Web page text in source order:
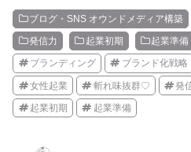
ブログ・SNS オウンドメディア構築
発信力 起業初期 起業準備
ブランディング ブランド化戦略
女性起業 斬れ味抜群♡ 発
起業初期 起業準備